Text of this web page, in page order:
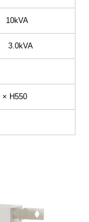
10kVA
3.0kVA
× H550